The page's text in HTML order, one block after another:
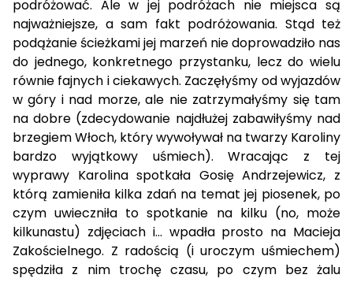
podróżować. Ale w jej podróżach nie miejsca są
najważniejsze, a sam fakt podróżowania. Stąd też
podążanie ścieżkami jej marzeń nie doprowadziło nas
do jednego, konkretnego przystanku, lecz do wielu
równie fajnych i ciekawych. Zaczęłyśmy od wyjazdów
w góry i nad morze, ale nie zatrzymałyśmy się tam
na dobre (zdecydowanie najdłużej zabawiłyśmy nad
brzegiem Włoch, który wywoływał na twarzy Karoliny
bardzo wyjątkowy uśmiech). Wracając z tej
wyprawy Karolina spotkała Gosię Andrzejewicz, z
którą zamieniła kilka zdań na temat jej piosenek, po
czym uwieczniła to spotkanie na kilku (no, może
kilkunastu) zdjęciach i... wpadła prosto na Macieja
Zakościelnego. Z radością (i uroczym uśmiechem)
spędziła z nim trochę czasu, po czym bez żalu